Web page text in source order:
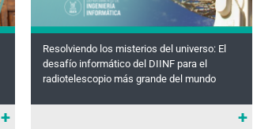
+
Resolviendo los misterios del universo: El
desafío informático del DIINF para el
radiotelescopio más grande del mundo
+